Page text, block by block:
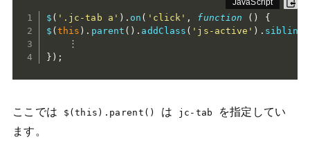
$ ( '.jc-tab a' ) . on ( 'click' , function ( )
{
$ ( this ) . parent ( ) . addClass ( 'js-active' ) . siblings
} ) ;
ここでは $(this).parent() は jc-tab
を指定してい
ます。